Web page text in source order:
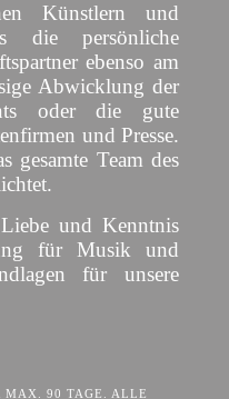
Künstlern und
die persönliche
ebenso am
Abwicklung der
oder die gute
und Presse.
gesamte Team des
und Kenntnis
für Musik und
für unsere
MAX. 90 TAGE. ALLE